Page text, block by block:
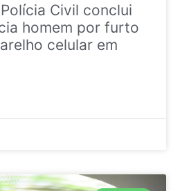
Civil conclui
homem por furto
celular em